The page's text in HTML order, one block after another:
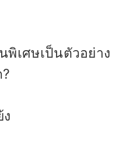
พิเศษเป็นตัวอย่าง